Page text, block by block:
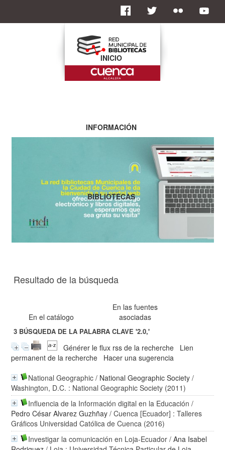
Resultado de la búsqueda
En el catálogo
En las fuentes
asociadas
3 BÚSQUEDA DE LA PALABRA CLAVE'2.0,'
Générer le flux rss de la recherche
Lien
permanent de la recherche
Hacer una sugerencia
National Geographic / National Geographic Society /
Washington, D.C. : National Geographic Society (2011)
Influencia de la Información digital en la Educación /
Pedro César Alvarez Guzhñay / Cuenca [Ecuador] : Talleres
Gráficos Universidad Católica de Cuenca (2016)
Investigar la comunicación en Loja-Ecuador /Ana Isabel
INICIO
INFORMACIÓN
BIBLIOTECAS